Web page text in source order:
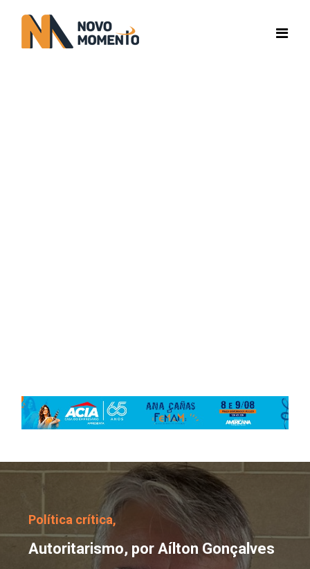
Autoritarismo, por
Política crítica,
Autoritarismo, por Aílton Gonçalves